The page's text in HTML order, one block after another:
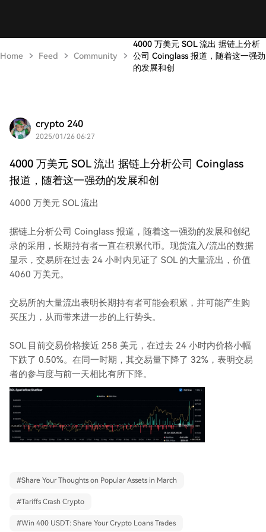
Home Feed Community
4000 万美元 SOL 流出 据链上分析
公司 Coinglass 报道，随着这一强劲
的发展和创
crypto 240
2025/01/26 06:27
4000 万美元 SOL 流出 据链上分析公司 Coinglass
报道，随着这一强劲的发展和创
4000 万美元 SOL 流出
据链上分析公司 Coinglass 报道，随着这一强劲的发展和创纪
录的采用，长期持有者一直在积累代币。现货流入/流出的数据
显示，交易所在过去 24 小时内见证了 SOL 的大量流出，价值
4060 万美元。
交易所的大量流出表明长期持有者可能会积累，并可能产生购
买压力，从而带来进一步的上行势头。
SOL 目前交易价格接近 258 美元，在过去 24 小时内价格小幅
下跌了 0.50%。在同一时期，其交易量下降了 32%，表明交易
者的参与度与前一天相比有所下降。
#Share Your Thoughts on Popular Assets in March
#Tariffs Crash Crypto
#Win 400 USDT: Share Your Crypto Loans Trades